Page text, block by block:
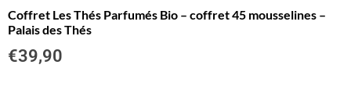
Coffret Les Thés Parfumés Bio – coffret 45 mousselines –
Palais des Thés
€39,90